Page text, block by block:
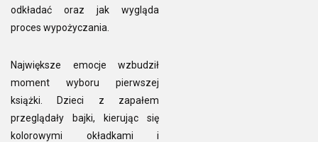
odkładać oraz jak wygląda
proces wypożyczania.
Największe emocje wzbudził
moment wyboru pierwszej
książki. Dzieci z zapałem
przeglądały bajki, kierując się
kolorowymi okładkami i